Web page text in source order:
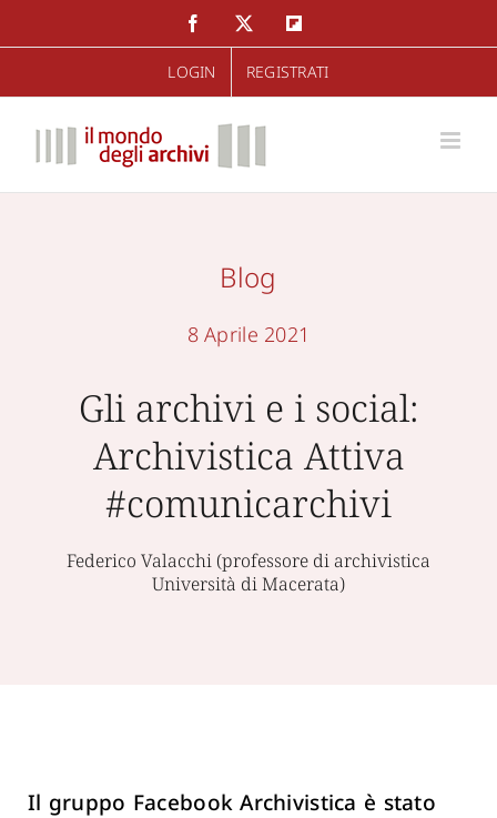
al
FacebookTwitter
LOGIN REGISTRATI
Blog
8 Aprile 2021
Gli archivi e i social:
Archivistica Attiva
#comunicarchivi
Federico Valacchi (professore di archivistica
Università di Macerata)
Il gruppo Facebook Archivistica è stato